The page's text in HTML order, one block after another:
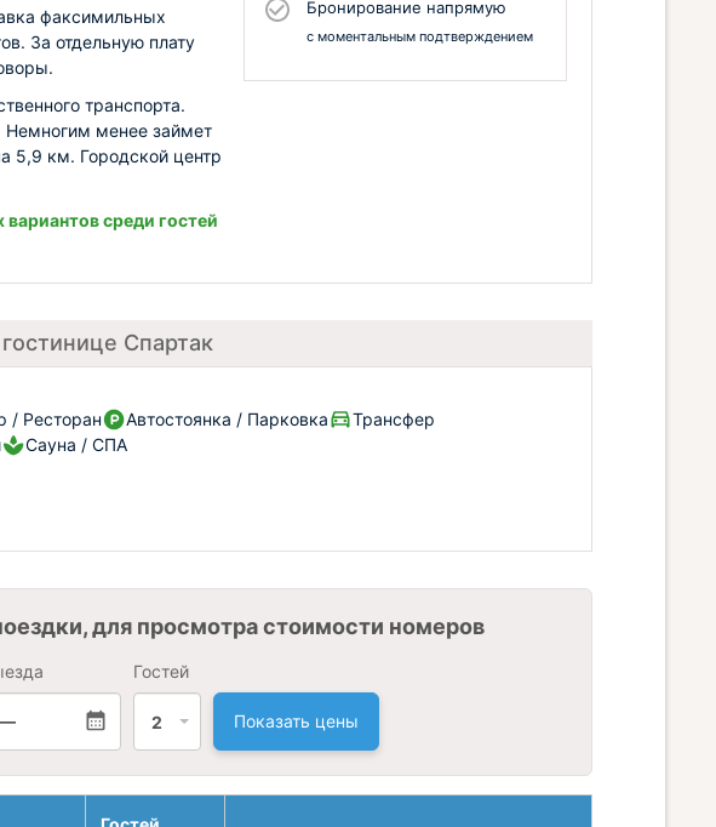
Бронирование напрямую
с моментальным подтверждением
факсимильных
За отдельную плату
транспорта.
Немногим менее займет
5,9 км. Городской центр
среди гостей
Спартак
/ Ресторан Автостоянка / Парковка
Трансфер
Сауна / СПА
для просмотра стоимости номеров
Гостей
2 Показать цены